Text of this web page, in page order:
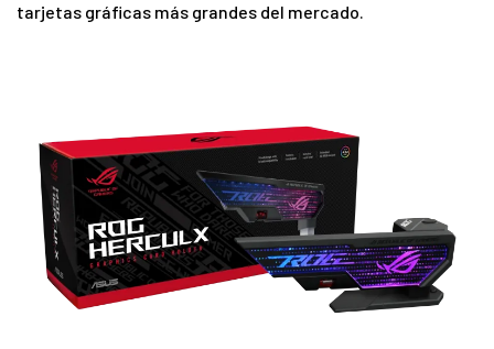
tarjetas gráficas más grandes del mercado.